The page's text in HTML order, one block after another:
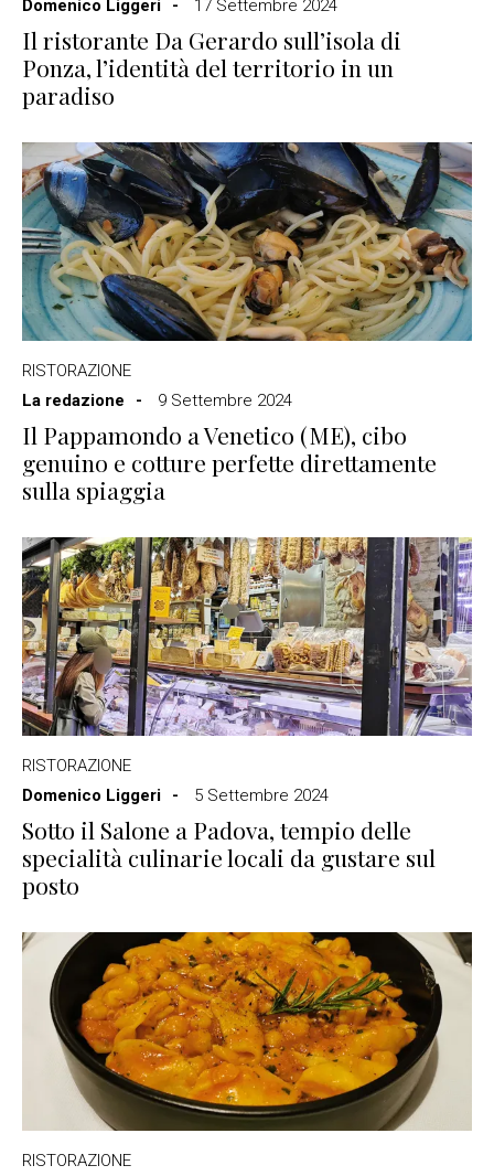
Domenico Liggeri
17 Settembre 2024
Il ristorante Da Gerardo sull’isola di
Ponza, l’identità del territorio in un
paradiso
RISTORAZIONE
La redazione
9 Settembre 2024
Il Pappamondo a Venetico (ME), cibo
genuino e cotture perfette direttamente
sulla spiaggia
RISTORAZIONE
Domenico Liggeri
5 Settembre 2024
Sotto il Salone a Padova, tempio delle
specialità culinarie locali da gustare sul
posto
RISTORAZIONE